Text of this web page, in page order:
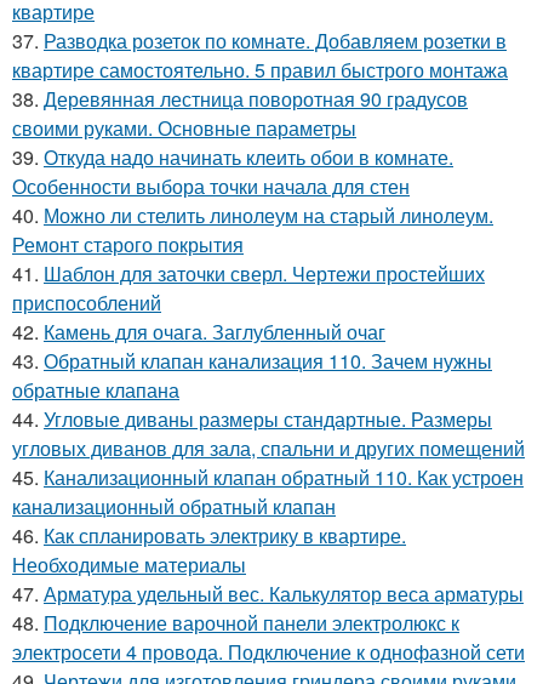
квартире
37. Разводка розеток по комнате. Добавляем розетки в
квартире самостоятельно. 5 правил быстрого монтажа
38. Деревянная лестница поворотная 90 градусов
своими руками. Основные параметры
39. Откуда надо начинать клеить обои в комнате.
Особенности выбора точки начала для стен
40. Можно ли стелить линолеум на старый линолеум.
Ремонт старого покрытия
41. Шаблон для заточки сверл. Чертежи простейших
приспособлений
42. Камень для очага. Заглубленный очаг
43. Обратный клапан канализация 110. Зачем нужны
обратные клапана
44. Угловые диваны размеры стандартные. Размеры
угловых диванов для зала, спальни и других помещений
45. Канализационный клапан обратный 110. Как устроен
канализационный обратный клапан
46. Как спланировать электрику в квартире.
Необходимые материалы
47. Арматура удельный вес. Калькулятор веса арматуры
48. Подключение варочной панели электролюкс к
электросети 4 провода. Подключение к однофазной сети